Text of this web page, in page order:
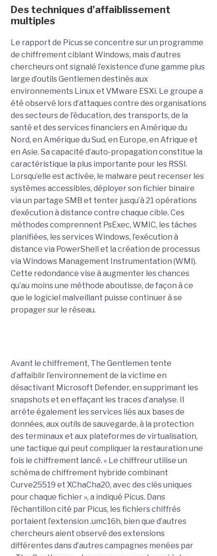
Des techniques d’affaiblissement
multiples
Le rapport de Picus se concentre sur un programme
de chiffrement ciblant Windows, mais d’autres
chercheurs ont signalé l’existence d’une gamme plus
large d’outils Gentlemen destinés aux
environnements Linux et VMware ESXi. Le groupe a
été observé lors d’attaques contre des organisations
des secteurs de l’éducation, des transports, de la
santé et des services financiers en Amérique du
Nord, en Amérique du Sud, en Europe, en Afrique et
en Asie. Sa capacité d’auto-propagation constitue la
caractéristique la plus importante pour les RSSI.
Lorsqu’elle est activée, le malware peut recenser les
systèmes accessibles, déployer son fichier binaire
via un partage SMB et tenter jusqu’à 21 opérations
d’exécution à distance contre chaque cible. Ces
méthodes comprennent PsExec, WMIC, les tâches
planifiées, les services Windows, l’exécution à
distance via PowerShell et la création de processus
via Windows Management Instrumentation (WMI).
Cette redondance vise à augmenter les chances
qu’au moins une méthode aboutisse, de façon à ce
que le logiciel malveillant puisse continuer à se
propager sur le réseau.
Avant le chiffrement, The Gentlemen tente
d’affaiblir l’environnement de la victime en
désactivant Microsoft Defender, en supprimant les
snapshots et en effaçant les traces d’analyse. Il
arrête également les services liés aux bases de
données, aux outils de sauvegarde, à la protection
des terminaux et aux plateformes de virtualisation,
une tactique qui peut compliquer la restauration une
fois le chiffrement lancé. « Le chiffreur utilise un
schéma de chiffrement hybride combinant
Curve25519 et XChaCha20, avec des clés uniques
pour chaque fichier », a indiqué Picus. Dans
l’échantillon cité par Picus, les fichiers chiffrés
portaient l’extension .umc16h, bien que d’autres
chercheurs aient observé des extensions
différentes dans d’autres campagnes menées par